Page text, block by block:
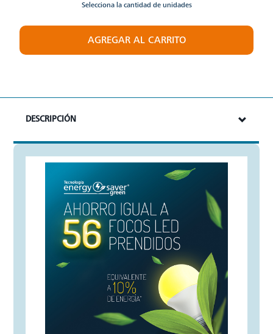
Selecciona la cantidad de unidades
AGREGAR AL CARRITO
DESCRIPCIÓN